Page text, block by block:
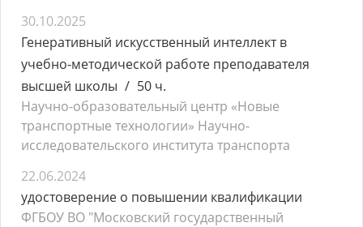
30.10.2025
Генеративный искусственный интеллект в
учебно-методической работе преподавателя
высшей школы
50 ч.
Научно-образовательный центр «Новые
транспортные технологии» Научно-
исследовательского института транспорта
22.06.2024
удостоверение о повышении квалификации
ФГБОУ ВО "Московский государственный